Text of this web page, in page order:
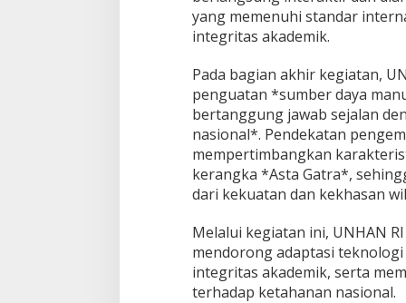
yang memenuhi standar
integritas akademik.
Pada bagian akhir kegiatan,
penguatan *sumber daya
bertanggung jawab sejalan
nasional*. Pendekatan
mempertimbangkan
kerangka *Asta Gatra*,
dari kekuatan dan kekhasan
Melalui kegiatan ini, UNHAN
mendorong adaptasi
integritas akademik, serta
terhadap ketahanan nasional.